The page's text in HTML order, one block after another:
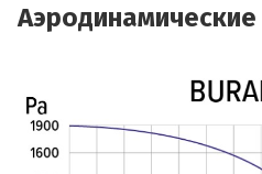
Аэродинамические